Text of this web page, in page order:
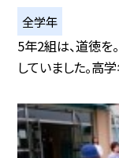
全学年
5年2組は、道徳を
していました。高